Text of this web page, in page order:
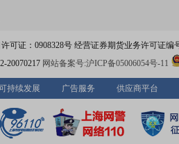
可证：0908328号 经营证券期货业务许可证编
20070217 网站备案号:沪ICP备05006054号-11
持续发展 广告服务 供应商平台